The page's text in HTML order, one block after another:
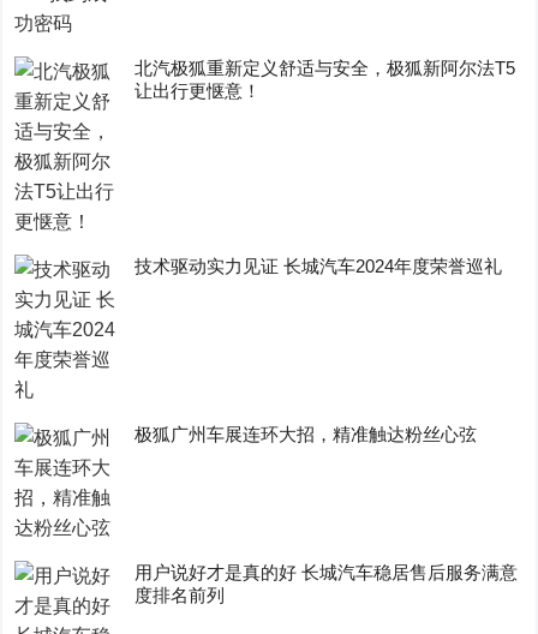
​北汽极狐重新定义舒适与安全，极狐新阿尔法T5
让出行更惬意！
技术驱动实力见证 长城汽车2024年度荣誉巡礼
极狐广州车展连环大招，精准触达粉丝心弦
用户说好才是真的好 长城汽车稳居售后服务满意
度排名前列